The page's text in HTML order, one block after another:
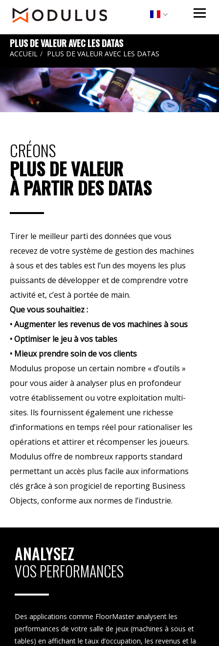
|
|
|
PLUS DE VALEUR AVEC LES DATAS
ACCUEIL PLUS DE VALEUR AVEC LES DATAS
CRÉONS
PLUS DE VALEUR
À PARTIR DES DATAS
Tirer le meilleur parti des données que vous
recevez de votre système de gestion des machines
à sous et des tables est l’un des moyens les plus
puissants de développer et de comprendre votre
activité et, c’est à portée de main.
Que vous souhaitiez :
• Augmenter les revenus de vos machines à sous
• Optimiser le jeu à vos tables
• Mieux prendre soin de vos clients
Modulus propose un certain nombre « d’outils »
pour vous aider à analyser plus en profondeur
votre établissement ou votre exploitation multi-
sites. Ils fournissent également une richesse
d’informations en temps réel pour rationaliser les
opérations et attirer et récompenser les joueurs.
Modulus offre de nombreux rapports standard
permettant un accès plus facile aux informations
clés grâce à son progiciel de reporting Business
Objects, conforme aux normes de l’industrie.
ANALYSEZ
VOS PERFORMANCES
Des applications comme FloorMaster analysent les
performances de votre salle de jeux (machines à sous et
tables) en affichant le taux d’occupation, les revenus et la